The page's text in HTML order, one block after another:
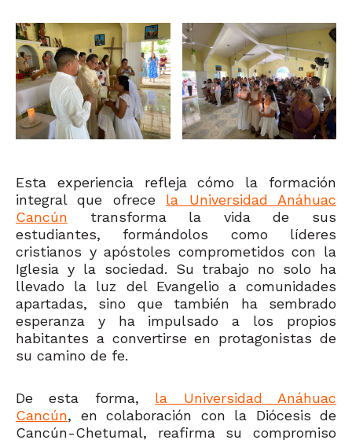
Esta experiencia refleja cómo la formación
integral que ofrece la Universidad Anáhuac
Cancún transforma la vida de sus
estudiantes, formándolos como líderes
cristianos y apóstoles comprometidos con la
Iglesia y la sociedad. Su trabajo no solo ha
llevado la luz del Evangelio a comunidades
apartadas, sino que también ha sembrado
esperanza y ha impulsado a los propios
habitantes a convertirse en protagonistas de
su camino de fe.
De esta forma, la Universidad Anáhuac
Cancún, en colaboración con la Diócesis de
Cancún-Chetumal, reafirma su compromiso